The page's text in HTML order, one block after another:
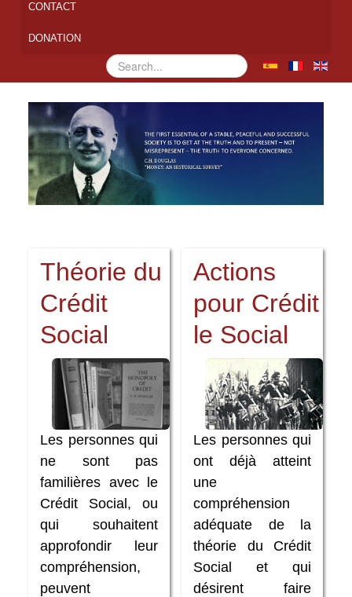
CONTACT
DONATION
Rechercher
Théorie du
Crédit
Social
Les personnes qui
ne sont pas
familières avec le
Crédit Social, ou
qui souhaitent
approfondir leur
compréhension,
peuvent
Actions
pour Crédit
le Social
Les personnes qui
ont déjà atteint
une
compréhension
adéquate de la
théorie du Crédit
Social et qui
désirent faire